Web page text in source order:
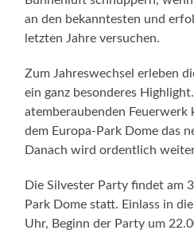
Die Silvester Party findet am
Park Dome statt. Einlass in
die Veranstaltung 25,00€ im
VVK-Gebühr) Abendkasse
Weitere Infos unter 01805 /
aus dem deutschen Festnetz;
Cent/Min).
Quelle: Europa-Park